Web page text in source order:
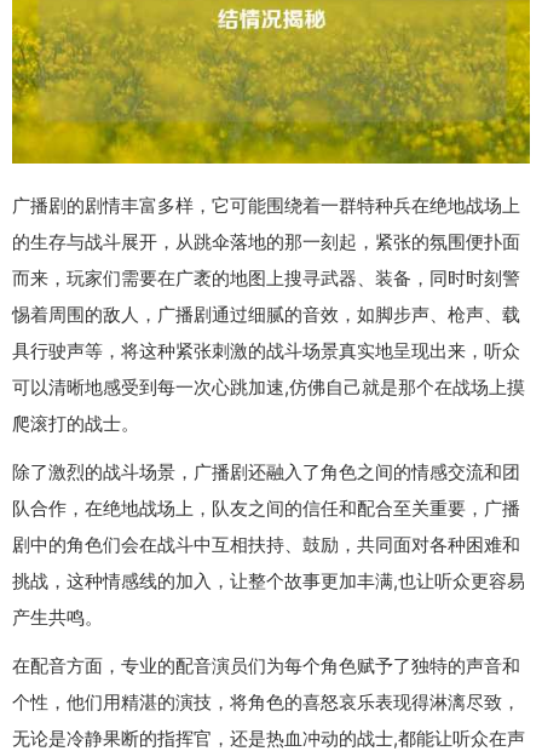
广播剧的剧情丰富多样，它可能围绕着一群特种兵在绝地战场上
的生存与战斗展开，从跳伞落地的那一刻起，紧张的氛围便扑面
而来，玩家们需要在广袤的地图上搜寻武器、装备，同时时刻警
惕着周围的敌人，广播剧通过细腻的音效，如脚步声、枪声、载
具行驶声等，将这种紧张刺激的战斗场景真实地呈现出来，听众
可以清晰地感受到每一次心跳加速,仿佛自己就是那个在战场上摸
爬滚打的战士。
除了激烈的战斗场景，广播剧还融入了角色之间的情感交流和团
队合作，在绝地战场上，队友之间的信任和配合至关重要，广播
剧中的角色们会在战斗中互相扶持、鼓励，共同面对各种困难和
挑战，这种情感线的加入，让整个故事更加丰满,也让听众更容易
产生共鸣。
在配音方面，专业的配音演员们为每个角色赋予了独特的声音和
个性，他们用精湛的演技，将角色的喜怒哀乐表现得淋漓尽致，
无论是冷静果断的指挥官，还是热血冲动的战士,都能让听众在声